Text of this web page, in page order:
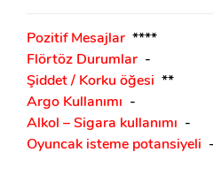
Pozitif Mesajlar ****
Flörtöz Durumlar -
Şiddet / Korku öğesi **
Argo Kullanımı -
Alkol – Sigara kullanımı -
Oyuncak isteme potansiyeli -